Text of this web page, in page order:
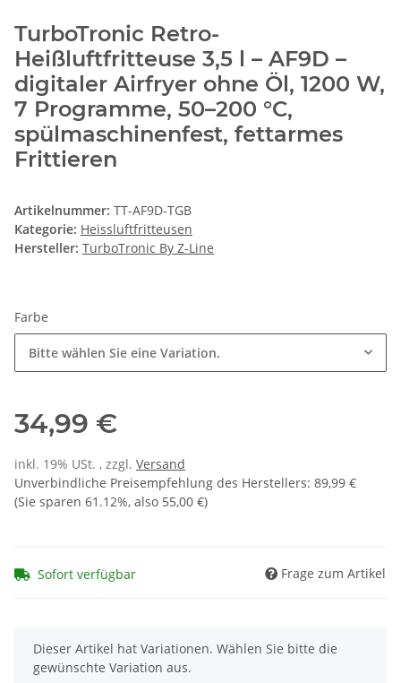
TurboTronic Retro-
Heißluftfritteuse 3,5 l – AF9D –
digitaler Airfryer ohne Öl, 1200 W,
7 Programme, 50–200 °C,
spülmaschinenfest, fettarmes
Frittieren
Artikelnummer: TT-AF9D-TGB
Kategorie: Heissluftfritteusen
Hersteller: TurboTronic By Z-Line
Farbe
Bitte wählen Sie eine Variation.
34,99 €
inkl. 19% USt. , zzgl. Versand
Unverbindliche Preisempfehlung des Herstellers: 89,99 €
(Sie sparen 61.12%, also 55,00 €)
Sofort verfügbar Frage zum Artikel
x
Dieser Artikel hat Variationen. Wählen Sie bitte die
gewünschte Variation aus.